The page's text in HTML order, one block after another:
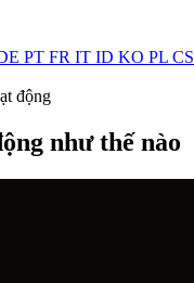
PT FR IT ID KO PL CS
động
như thế nào